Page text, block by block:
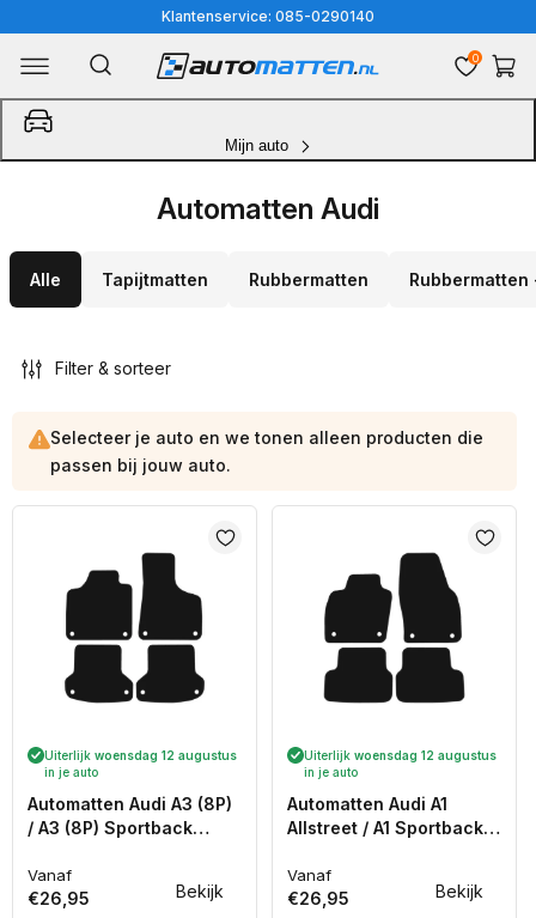
naar
content
Klantenservice: 085-0290140
Mijn auto
0
Automatten Audi
Alle Tapijtmatten Rubbermatten
Filter & sorteer
Selecteer je auto en we tonen alleen producten die
passen bij jouw auto.
Bekijk
Uiterlijk woensdag 12 augustus
in je auto
Automatten Audi A3 (8P)
/ A3 (8P) Sportback
Normale
prijs
Vanaf
€26,95 Bekijk
Uiterlijk woensdag 12 augustus
in je auto
Automatten Audi A1
Allstreet / A1 Sportback
Normale
prijs
Vanaf
€26,95